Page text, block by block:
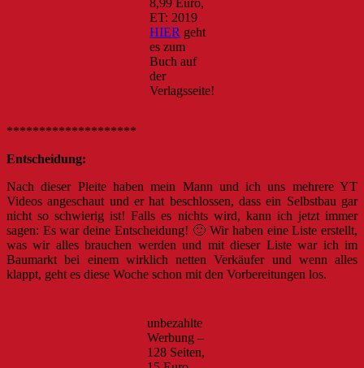
ET: 2019
HIER geht
es zum
Buch auf
der
Verlagsseite!
********************
Entscheidung:
Nach dieser Pleite haben mein Mann und ich uns mehrere YT
Videos angeschaut und er hat beschlossen, dass ein Selbstbau gar
nicht so schwierig ist! Falls es nichts wird, kann ich jetzt immer
sagen: Es war deine Entscheidung! 🙂 Wir haben eine Liste erstellt,
was wir alles brauchen werden und mit dieser Liste war ich im
Baumarkt bei einem wirklich netten Verkäufer und wenn alles
klappt, geht es diese Woche schon mit den Vorbereitungen los.
unbezahlte
Werbung –
128 Seiten,